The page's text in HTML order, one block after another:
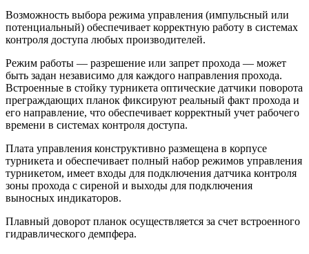
Возможность выбора режима управления (импульсный или
потенциальный) обеспечивает корректную работу в системах
контроля доступа любых производителей.
Режим работы — разрешение или запрет прохода — может
быть задан независимо для каждого направления прохода.
Встроенные в стойку турникета оптические датчики поворота
преграждающих планок фиксируют реальный факт прохода и
его направление, что обеспечивает корректный учет рабочего
времени в системах контроля доступа.
Плата управления конструктивно размещена в корпусе
турникета и обеспечивает полный набор режимов управления
турникетом, имеет входы для подключения датчика контроля
зоны прохода с сиреной и выходы для подключения
выносных индикаторов.
Плавный доворот планок осуществляется за счет встроенного
гидравлического демпфера.